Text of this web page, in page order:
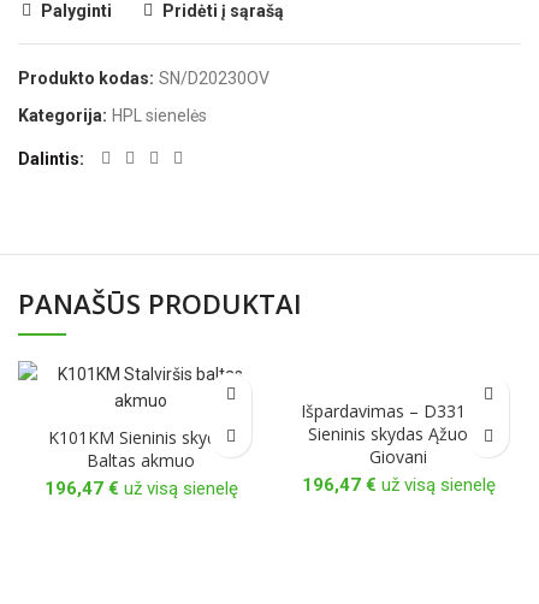
Palyginti Pridėti į sąrašą
Produkto kodas: SN/D20230OV
Kategorija: HPL sienelės
Dalintis
PANAŠŪS PRODUKTAI
K101KM Sieninis skydas
Baltas akmuo
196,47 € už visą sienelę
Išpardavimas – D3314PR
Sieninis skydas Ąžuolas
Giovani
196,47 € už visą sienelę